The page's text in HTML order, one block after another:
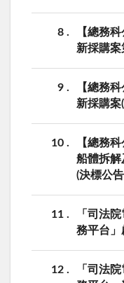
8
【總務
新採購案
9
【總務
新採購案
10
【總務
船體拆解
(決標公
11
「司法
務平台」
12
「司法